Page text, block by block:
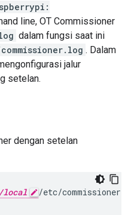
line, OT Commissioner
dalam fungsi saat ini
. Dalam
jalur
setelan.
dengan setelan
local /etc/commissioner/